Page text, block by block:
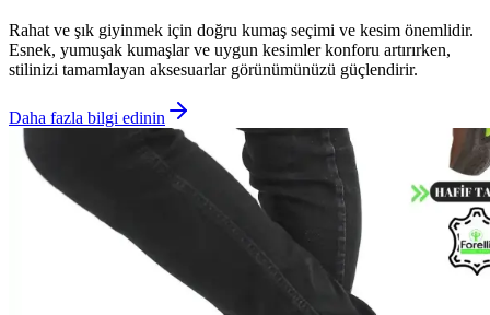
Rahat ve şık giyinmek için doğru kumaş seçimi ve kesim önemlidir.
Esnek, yumuşak kumaşlar ve uygun kesimler konforu artırırken,
stilinizi tamamlayan aksesuarlar görünümünüzü güçlendirir.
Daha fazla bilgi edinin